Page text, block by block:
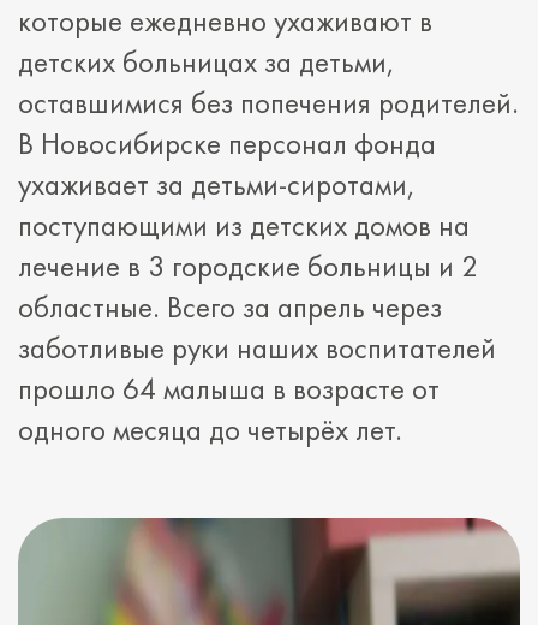
которые ежедневно ухаживают в
детских больницах за детьми,
оставшимися без попечения родителей.
В Новосибирске персонал фонда
ухаживает за детьми-сиротами,
поступающими из детских домов на
лечение в 3 городские больницы и 2
областные. Всего за апрель через
заботливые руки наших воспитателей
прошло 64 малыша в возрасте от
одного месяца до четырёх лет.